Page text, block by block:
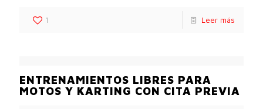
1 Leer más
ENTRENAMIENTOS LIBRES PARA
MOTOS Y KARTING CON CITA PREVIA